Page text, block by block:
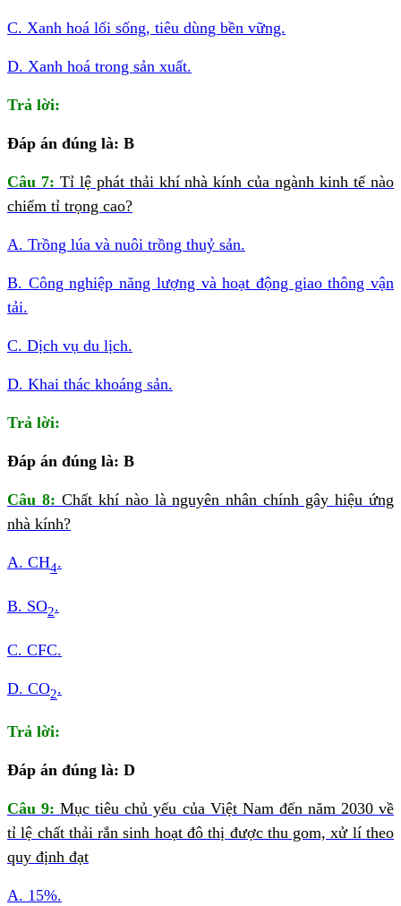
C. Xanh hoá lối sống, tiêu dùng bền vững.
D. Xanh hoá trong sản xuất.
Trả lời:
Đáp án đúng là: B
Câu 7: Tỉ lệ phát thải khí nhà kính của ngành kinh tế nào
chiếm tỉ trọng cao?
A. Trồng lúa và nuôi trồng thuỷ sản.
B. Công nghiệp năng lượng và hoạt động giao thông vận
tải.
C. Dịch vụ du lịch.
D. Khai thác khoáng sản.
Trả lời:
Đáp án đúng là: B
Câu 8: Chất khí nào là nguyên nhân chính gây hiệu ứng
nhà kính?
A. CH4.
B. SO2.
C. CFC.
D. CO2.
Trả lời:
Đáp án đúng là: D
Câu 9: Mục tiêu chủ yếu của Việt Nam đến năm 2030 về
tỉ lệ chất thải rắn sinh hoạt đô thị được thu gom, xử lí theo
quy định đạt
A. 15%.